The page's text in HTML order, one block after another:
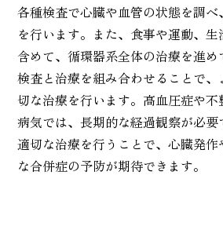
各種検査で心臓や血管の状態を調
を行います。また、食事や運動、生
含めて、循環器系全体の治療を進め
検査と治療を組み合わせることで
切な治療を行います。高血圧症や
病気では、長期的な経過観察が必
適切な治療を行うことで、心臓発
な合併症の予防が期待できます。